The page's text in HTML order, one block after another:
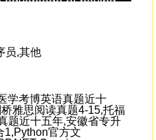
员,其他
学考博英语真题近十
雅思阅读真题4-15,托福
题近十五年,安徽省专升
1,Python官方文